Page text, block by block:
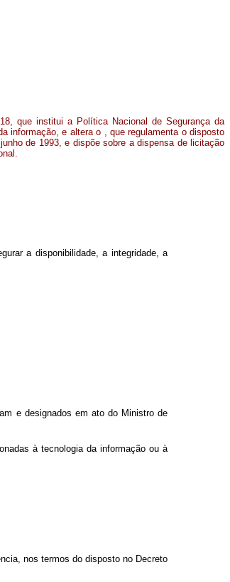
que institui a Política Nacional de Segurança da
informação, e altera o , que regulamenta o disposto
de 1993, e dispõe sobre a dispensa de licitação
a disponibilidade, a integridade, a
e designados em ato do Ministro de
à tecnologia da informação ou à
nos termos do disposto no Decreto